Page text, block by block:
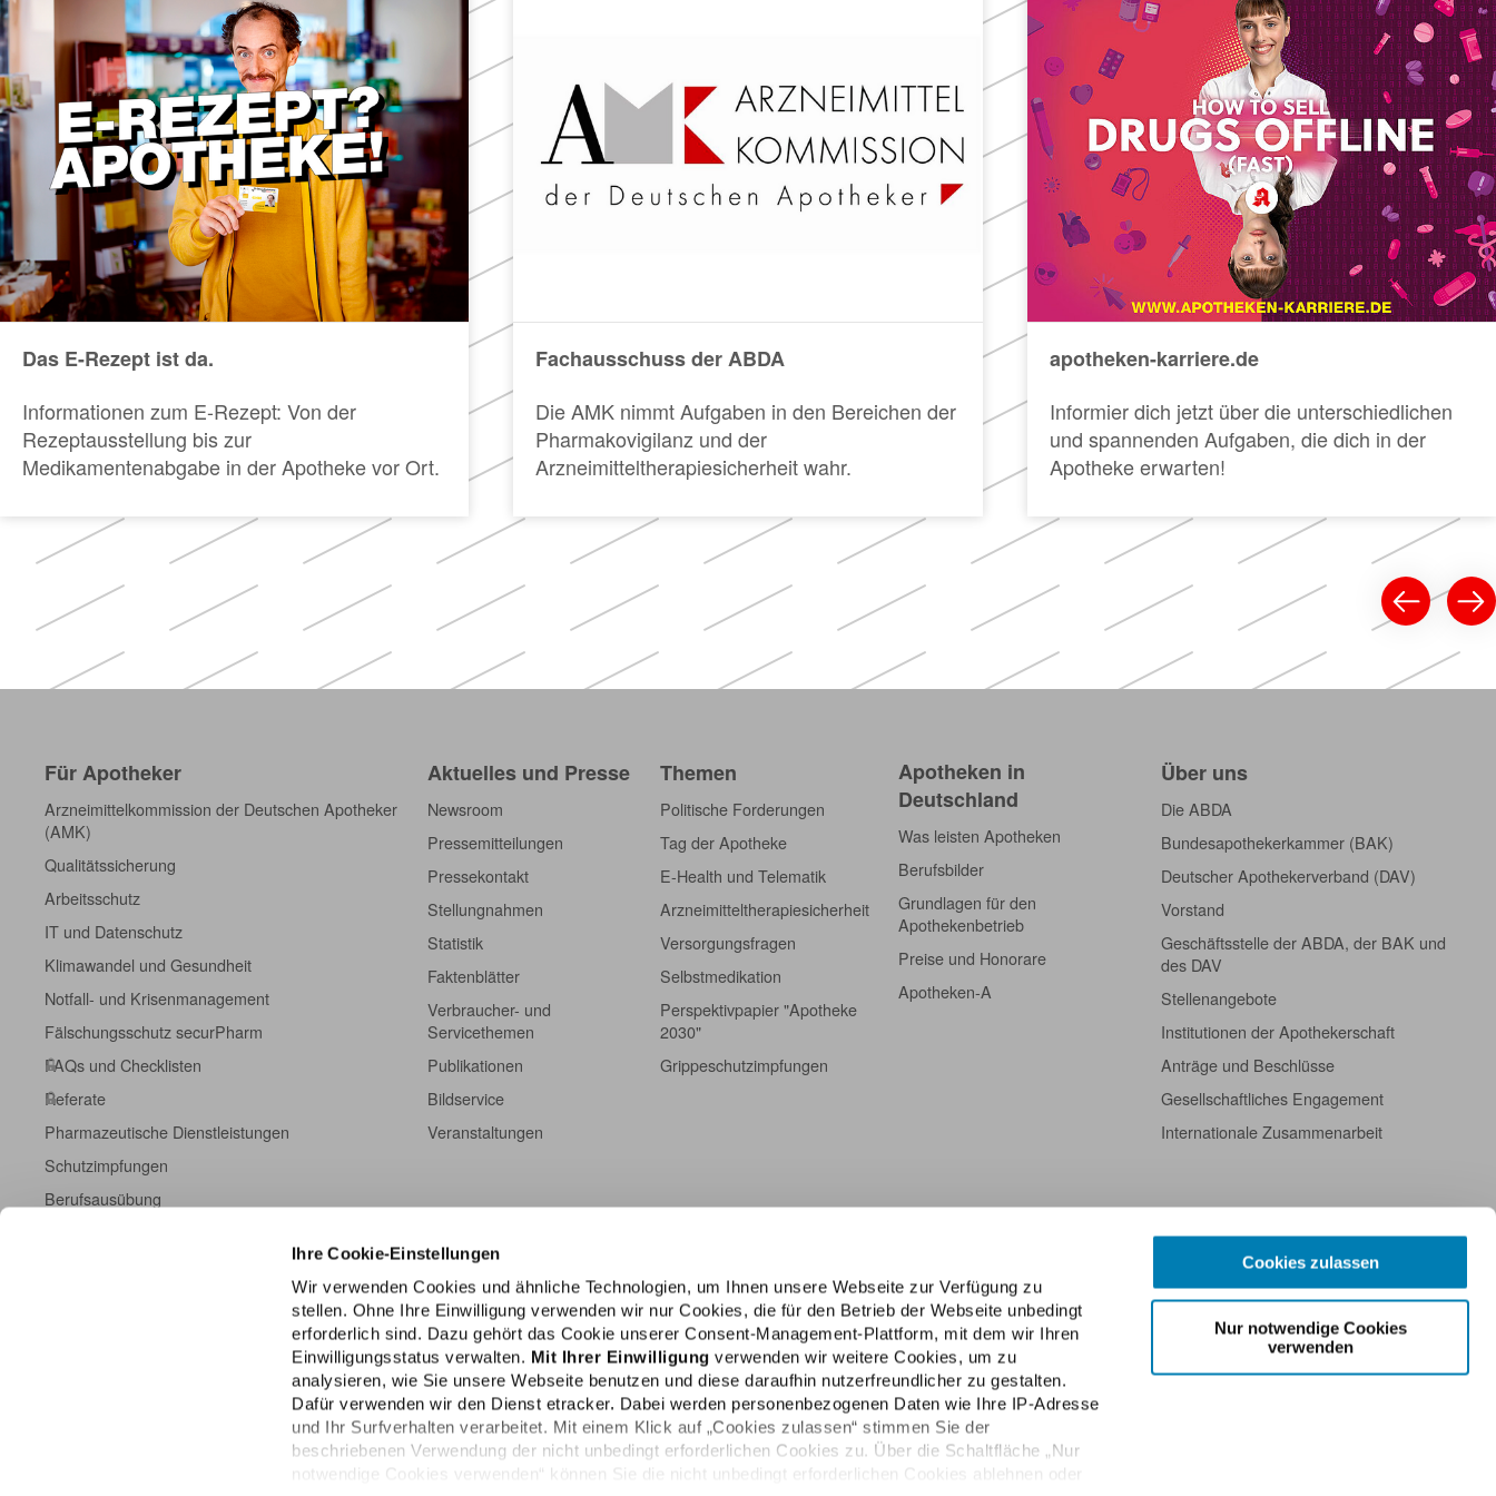
Ihre Cookie-Einstellungen
Wir verwenden Cookies und ähnliche Technologien, um Ihnen unsere Webseite zur Verfügung zu
stellen. Ohne Ihre Einwilligung verwenden wir nur Cookies, die für den Betrieb der Webseite unbedingt
erforderlich sind. Dazu gehört das Cookie unserer Consent-Management-Plattform, mit dem wir Ihren
Einwilligungsstatus verwalten. Mit Ihrer Einwilligung verwenden wir weitere Cookies, um zu
analysieren, wie Sie unsere Webseite benutzen und diese daraufhin nutzerfreundlicher zu gestalten.
Dafür verwenden wir den Dienst etracker. Dabei werden personenbezogenen Daten wie Ihre IP-Adresse
und Ihr Surfverhalten verarbeitet. Mit einem Klick auf „Cookies zulassen“ stimmen Sie der
beschriebenen Verwendung der nicht unbedingt erforderlichen Cookies zu. Über die Schaltfläche „Nur
notwendige Cookies verwenden“ können Sie die nicht unbedingt erforderlichen Cookies ablehnen oder
Cookies zulassen
Nur notwendige Cookies
verwenden
zum Rahmenvertrag
finden
Sie
u.
Arzneimittelversorgung
sowie
die
Vereinbarung.
FAQ
„Cannabisgesetz“
Antworten
des
„Cannabisgesetzes“
(für
Das E-Rezept ist da.
Informationen zum E-Rezept: Von der
Rezeptausstellung bis zur
Medikamentenabgabe in der Apotheke vor Ort.
Fachausschuss der ABDA
Die AMK nimmt Aufgaben in den Bereichen der
Pharmakovigilanz und der
Arzneimitteltherapiesicherheit wahr.
apotheken-karriere.de
Informier dich jetzt über die unterschiedlichen
und spannenden Aufgaben, die dich in der
Apotheke erwarten!
Für Apotheker
Arzneimittelkommission der Deutschen Apotheker
(AMK)
Qualitätssicherung
Arbeitsschutz
IT und Datenschutz
Klimawandel und Gesundheit
Notfall- und Krisenmanagement
Fälschungsschutz securPharm
FAQs und Checklisten
Referate
Pharmazeutische Dienstleistungen
Schutzimpfungen
Berufsausübung
Aktuelles und Presse
Newsroom
Pressemitteilungen
Pressekontakt
Stellungnahmen
Statistik
Faktenblätter
Verbraucher- und
Servicethemen
Publikationen
Bildservice
Veranstaltungen
Themen
Politische Forderungen
Tag der Apotheke
E-Health und Telematik
Arzneimitteltherapiesicherheit
Versorgungsfragen
Selbstmedikation
Perspektivpapier "Apotheke
2030"
Grippeschutzimpfungen
Apotheken in
Deutschland
Was leisten Apotheken
Berufsbilder
Grundlagen für den
Apothekenbetrieb
Preise und Honorare
Apotheken-A
Über uns
Die ABDA
Bundesapothekerkammer (BAK)
Deutscher Apothekerverband (DAV)
Vorstand
Geschäftsstelle der ABDA, der BAK und
des DAV
Stellenangebote
Institutionen der Apothekerschaft
Anträge und Beschlüsse
Gesellschaftliches Engagement
Internationale Zusammenarbeit